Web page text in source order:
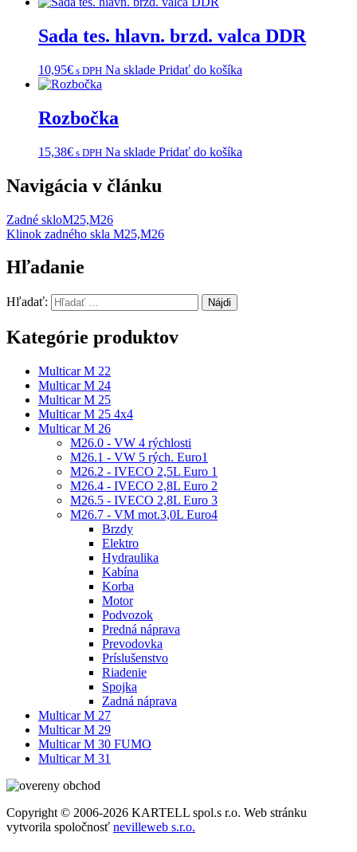
Sada tes. hlavn. brzd. valca DDR
10,95€ s DPH Na sklade Pridať do košíka
Rozbočka
15,38€ s DPH Na sklade Pridať do košíka
Navigácia v článku
Zadné skloM25,M26
Klinok zadného skla M25,M26
Hľadanie
Hľadať:
Kategórie produktov
Multicar M 22
Multicar M 24
Multicar M 25
Multicar M 25 4x4
Multicar M 26
M26.0 - VW 4 rýchlosti
M26.1 - VW 5 rých. Euro1
M26.2 - IVECO 2,5L Euro 1
M26.4 - IVECO 2,8L Euro 2
M26.5 - IVECO 2,8L Euro 3
M26.7 - VM mot.3,0L Euro4
Brzdy
Elektro
Hydraulika
Kabína
Korba
Motor
Podvozok
Predná náprava
Prevodovka
Príslušenstvo
Riadenie
Spojka
Zadná náprava
Multicar M 27
Multicar M 29
Multicar M 30 FUMO
Multicar M 31
Copyright © 2006-2026 KARTELL spol.s r.o. Web stránku
vytvorila spoločnosť nevilleweb s.r.o.